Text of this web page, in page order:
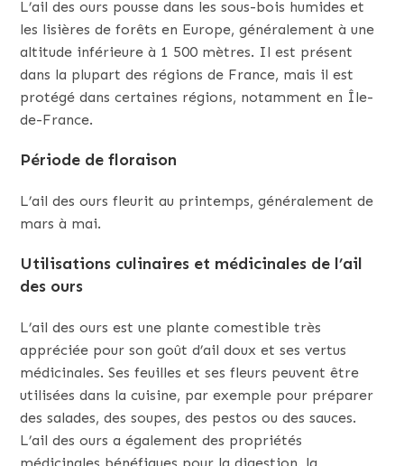
L’ail des ours pousse dans les sous-bois humides et
les lisières de forêts en Europe, généralement à une
altitude inférieure à 1 500 mètres. Il est présent
dans la plupart des régions de France, mais il est
protégé dans certaines régions, notamment en Île-
de-France.
Période de floraison
L’ail des ours fleurit au printemps, généralement de
mars à mai.
Utilisations culinaires et médicinales de l’ail
des ours
L’ail des ours est une plante comestible très
appréciée pour son goût d’ail doux et ses vertus
médicinales. Ses feuilles et ses fleurs peuvent être
utilisées dans la cuisine, par exemple pour préparer
des salades, des soupes, des pestos ou des sauces.
L’ail des ours a également des propriétés